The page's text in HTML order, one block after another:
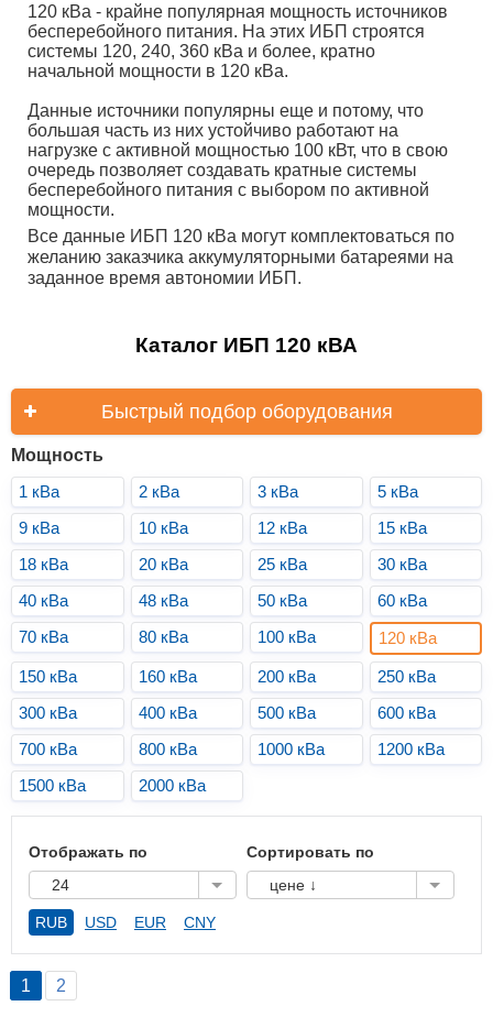
120 кВа - крайне популярная мощность источников
бесперебойного питания. На этих ИБП строятся
системы 120, 240, 360 кВа и более, кратно
начальной мощности в 120 кВа.
Данные источники популярны еще и потому, что
большая часть из них устойчиво работают на
нагрузке с активной мощностью 100 кВт, что в свою
очередь позволяет создавать кратные системы
бесперебойного питания с выбором по активной
мощности.
Все данные ИБП 120 кВа могут комплектоваться по
желанию заказчика аккумуляторными батареями на
заданное время автономии ИБП.
Каталог ИБП 120 кВА
Быстрый подбор оборудования
Мощность
1 кВа
2 кВа 3 кВа
5 кВа
9 кВа
10 кВа 12 кВа
15 кВа
18 кВа
20 кВа 25 кВа
30 кВа
40 кВа
48 кВа 50 кВа
60 кВа
70 кВа
80 кВа 100 кВа 120 кВа
150 кВа 160 кВа 200 кВа
250 кВа
300 кВа
400 кВа 500 кВа
600 кВа
700 кВа
800 кВа 1000 кВа
1200 кВа
1500 кВа
2000 кВа
Отображать по
24
Сортировать по
цене ↓
RUB USD EUR CNY
1 2